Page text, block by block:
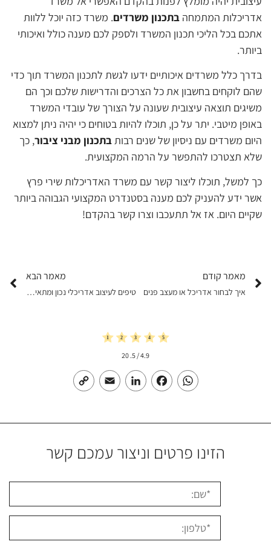
אדריכלות המתמחה בתכנון משרדים. משרד כזה יוכל ללוות
אתכם בכל הליכי תכנון המשרד ולספק לכם מענה כולל ואיכותי
ביותר.
בדרך כלל משרדים איכותיים ידעו לגשת לתכנון המשרד תוך כדי
שהם לוקחים בחשבון את כל הצרכים והדרישות שלכם וכך הם
משיגים תוצאה עיצובית שעונה על הצורך של עובדי המשרד
באופן מיטבי. יתר על כן, תוכלו להיות בטוחים כי יהיה ניתן למצוא
היום משרדים עם ניסיון של שנים רבותבתכנון מבני ציבור, כך
שלא תצטרכו להתפשר על הרמה המקצועית.
כך למשל, תוכלו ליצור קשר עם משרד האדריכלות שירי פרץ
אשר ידע להעניק לכם מענה בסטנדרט המקצועי הגבוהה ביותר
שקיים היום. אז אל תתעכבו וצרו קשר בהקדם!
מאמר קודם
איך לבחור אדריכל או מעצב פנים
מאמר הבא
טיפים לעיצוב אדריכלי נכון ומתאים למשרד
4.9
/ 5.
20
WhatsApp
Facebook
LinkedIn
Email
הזינו פרטים וניצור עמכם קשר